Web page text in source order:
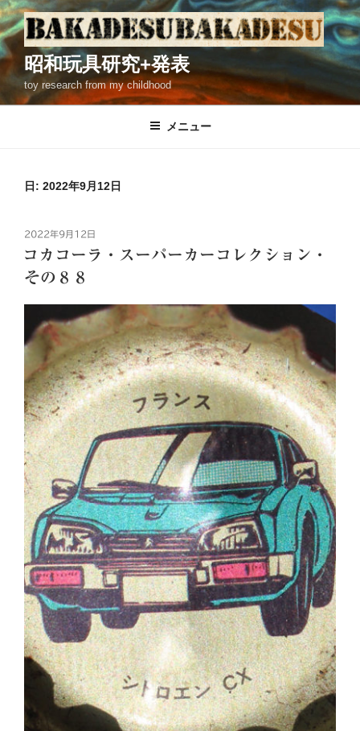
コ
ン
テ
ン
ツ
へ
昭和玩具研究+発表
toy research from my childhood
メニュー
日: 2022年9月12日
投
日:
2022年9月12日
コカコーラ・スーパーカーコレクション・
その８８